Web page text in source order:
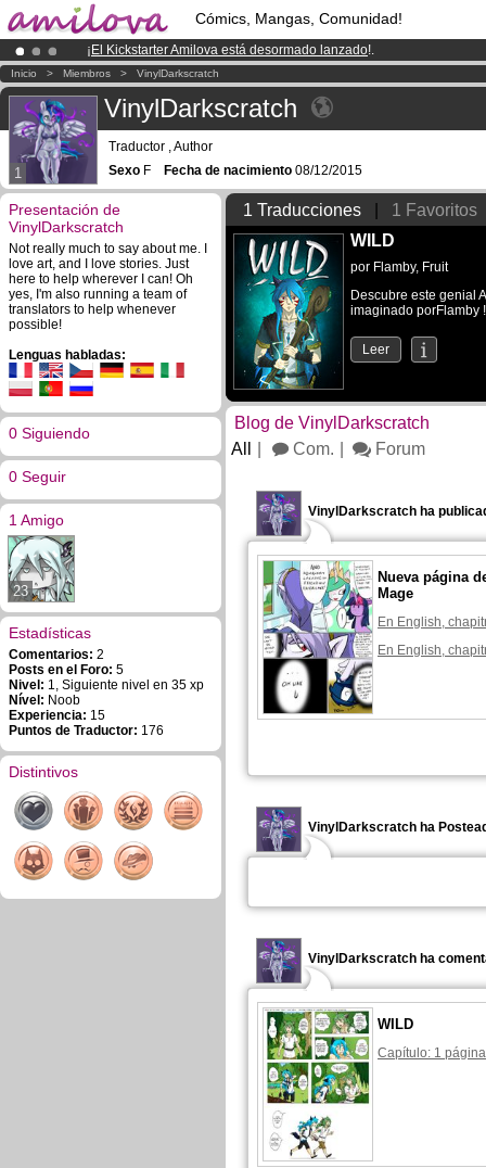
Cómics, Mangas, Comunidad!
¡ El Kickstarter Amilova está desormado lanzado!.
¡Conviertete en Premium por3.95 eurosal mes!Hazte Premium ya
¡Ya tenemos 100000miembrosy 1000Cómics y Mangas!.
Inicio > Miembros > VinylDarkscratch
1
VinylDarkscratch
Traductor , Author
Sexo F Fecha de nacimiento 08/12/2015
Presentación de
VinylDarkscratch
Not really much to say about me. I
love art, and I love stories. Just
here to help wherever I can! Oh
yes, I'm also running a team of
translators to help whenever
possible!
Lenguas habladas:
0 Siguiendo
0 Seguir
1 Amigo
23
Estadísticas
Comentarios: 2
Posts en el Foro: 5
Nivel: 1, Siguiente nivel en 35 xp
Nível: Noob
Experiencia: 15
Puntos de Traductor: 176
Distintivos
1 Traducciones
1 Favoritos
WILD
por Flamby, Fruit
Descubre este genial
imaginado porFlamby !
Leer
Blog de VinylDarkscratch
All
Com. Forum
VinylDarkscratch ha
Nueva página
Mage
En English,
En English,
VinylDarkscratch ha
VinylDarkscratch ha
WILD
Capítulo: 1